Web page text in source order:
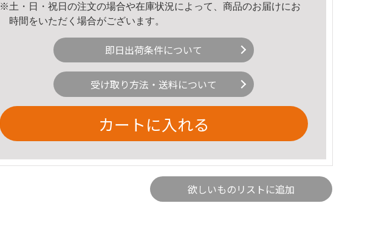
※土・日・祝日の注文の場合や在庫状況によって、商品のお届けにお
時間をいただく場合がございます。
即日出荷条件について
受け取り方法・送料について
カートに入れる
欲しいものリストに追加